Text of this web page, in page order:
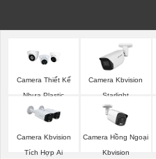
Camera Thiết Kế
Nhựa Plastic
Kbvision
Camera Kbvision
Starlight
Camera Kbvision
Tích Hợp Ai
Camera Hồng Ngoại
Kbvision